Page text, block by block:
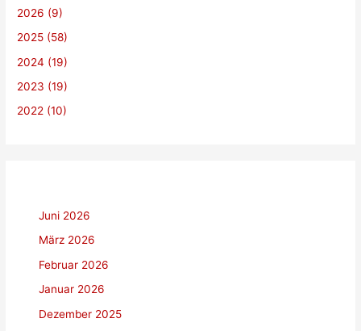
n
a
c
h
2026 (9)
2025 (58)
2024 (19)
2023 (19)
2022 (10)
Juni 2026
März 2026
Februar 2026
Januar 2026
Dezember 2025